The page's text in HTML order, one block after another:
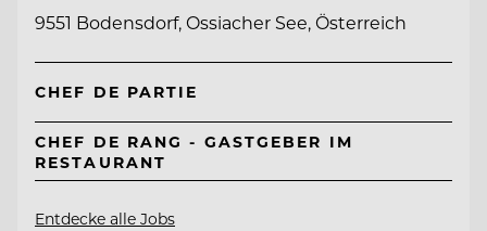
9551 Bodensdorf, Ossiacher See, Österreich
CHEF DE PARTIE
CHEF DE RANG - GASTGEBER IM
RESTAURANT
Entdecke alle Jobs